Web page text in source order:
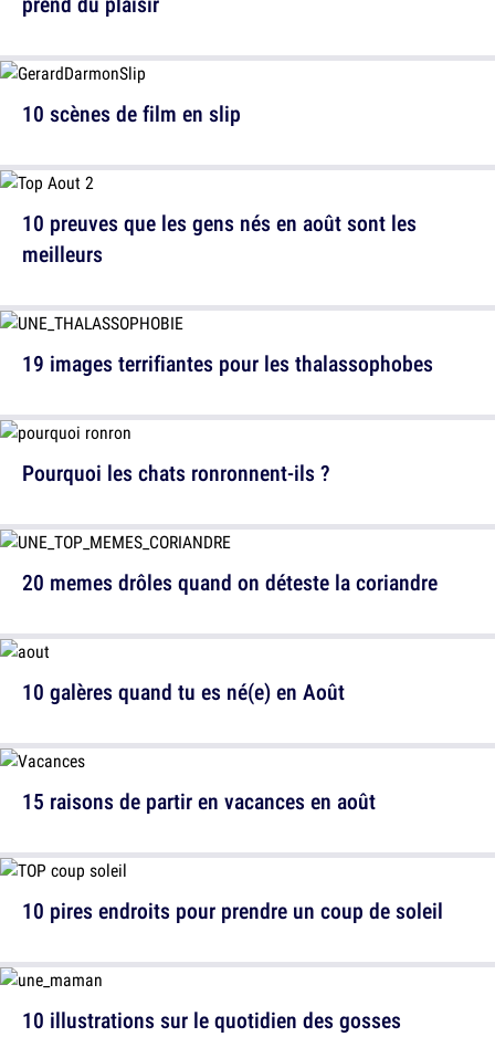
10 preuves que les gens nés en août sont les
meilleurs
Pourquoi les chats ronronnent-ils ?
10 galères quand tu es né(e) en Août
10 pires endroits pour prendre un coup de soleil
10 scènes de film en slip
19 images terrifiantes pour les thalassophobes
20 memes drôles quand on déteste la coriandre
15 raisons de partir en vacances en août
10 illustrations sur le quotidien des gosses